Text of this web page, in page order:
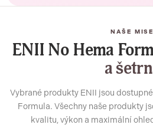
NAŠE MISE
ENII No Hema
a
Vybrané produkty ENII jsou
Formula. Všechny naše produkty
kvalitu, výkon a maximální